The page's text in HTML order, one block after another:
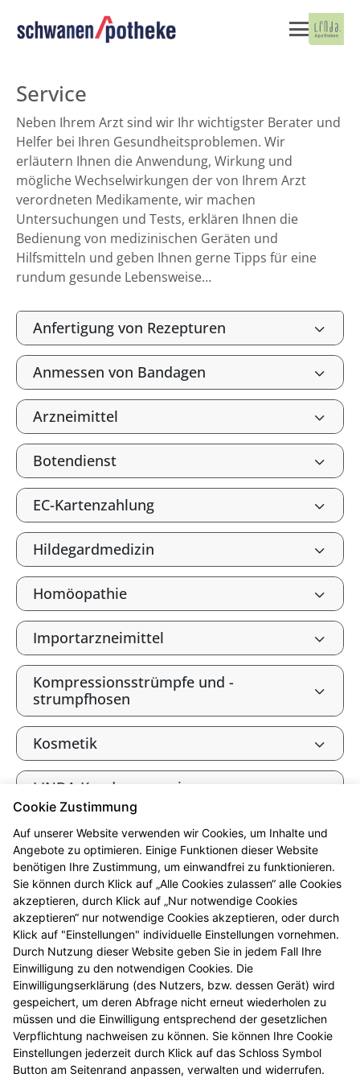
Service
Neben Ihrem Arzt sind wir Ihr wichtigster Berater und
Helfer bei Ihren Gesundheitsproblemen. Wir
erläutern Ihnen die Anwendung, Wirkung und
mögliche Wechselwirkungen der von Ihrem Arzt
verordneten Medikamente, wir machen
Untersuchungen und Tests, erklären Ihnen die
Bedienung von medizinischen Geräten und
Hilfsmitteln und geben Ihnen gerne Tipps für eine
rundum gesunde Lebensweise…
Anfertigung von Rezepturen
Anmessen von Bandagen
Arzneimittel
Botendienst
EC-Kartenzahlung
Hildegardmedizin
Homöopathie
Importarzneimittel
Kompressionsstrümpfe und -
strumpfhosen
Kosmetik
LINDA Kundenmagazin
Phytotherapie
Rezeptbelieferung
Telefonservice
Tierarzneimittel
Verbandkasten, Haus- und
Reiseapotheke
Cookie Zustimmung
Auf unserer Website verwenden wir Cookies, um Inhalte und
Angebote zu optimieren. Einige Funktionen dieser Website
benötigen Ihre Zustimmung, um einwandfrei zu funktionieren.
Sie können durch Klick auf „Alle Cookies zulassen“ alle Cookies
akzeptieren, durch Klick auf „Nur notwendige Cookies
akzeptieren“ nur notwendige Cookies akzeptieren, oder durch
Klick auf "Einstellungen" individuelle Einstellungen vornehmen.
Durch Nutzung dieser Website geben Sie in jedem Fall Ihre
Einwilligung zu den notwendigen Cookies. Die
Einwilligungserklärung (des Nutzers, bzw. dessen Gerät) wird
gespeichert, um deren Abfrage nicht erneut wiederholen zu
müssen und die Einwilligung entsprechend der gesetzlichen
Verpflichtung nachweisen zu können. Sie können Ihre Cookie
Einstellungen jederzeit durch Klick auf das Schloss Symbol
Button am Seitenrand anpassen, verwalten und widerrufen.